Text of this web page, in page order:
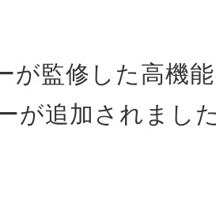
が監修した高機
が追加されました